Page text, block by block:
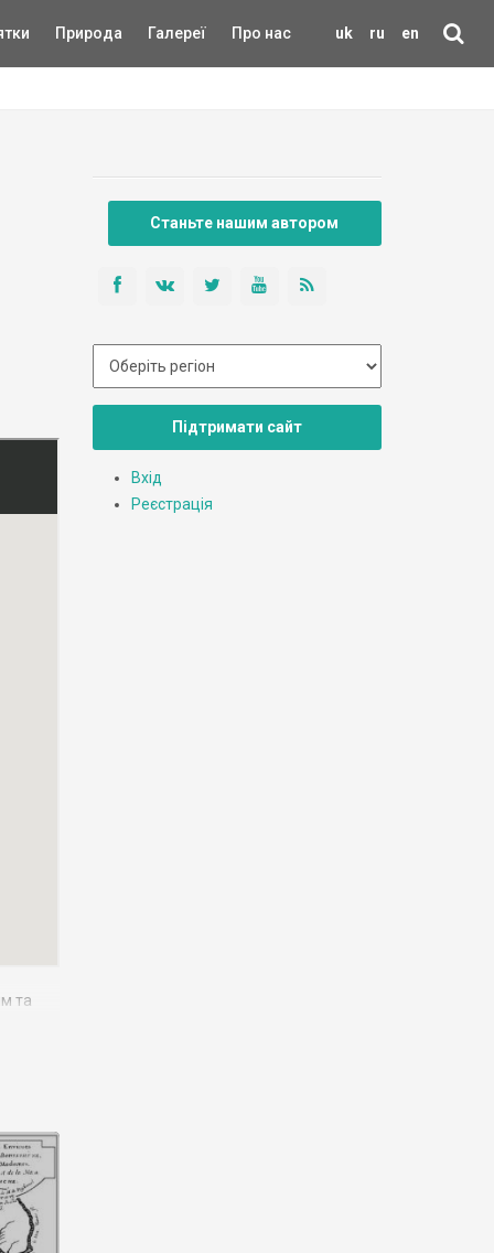
uk ru en
Природа Галереї Про нас
та
Станьте нашим автором
Підтримати сайт
Вхід
Реєстрація